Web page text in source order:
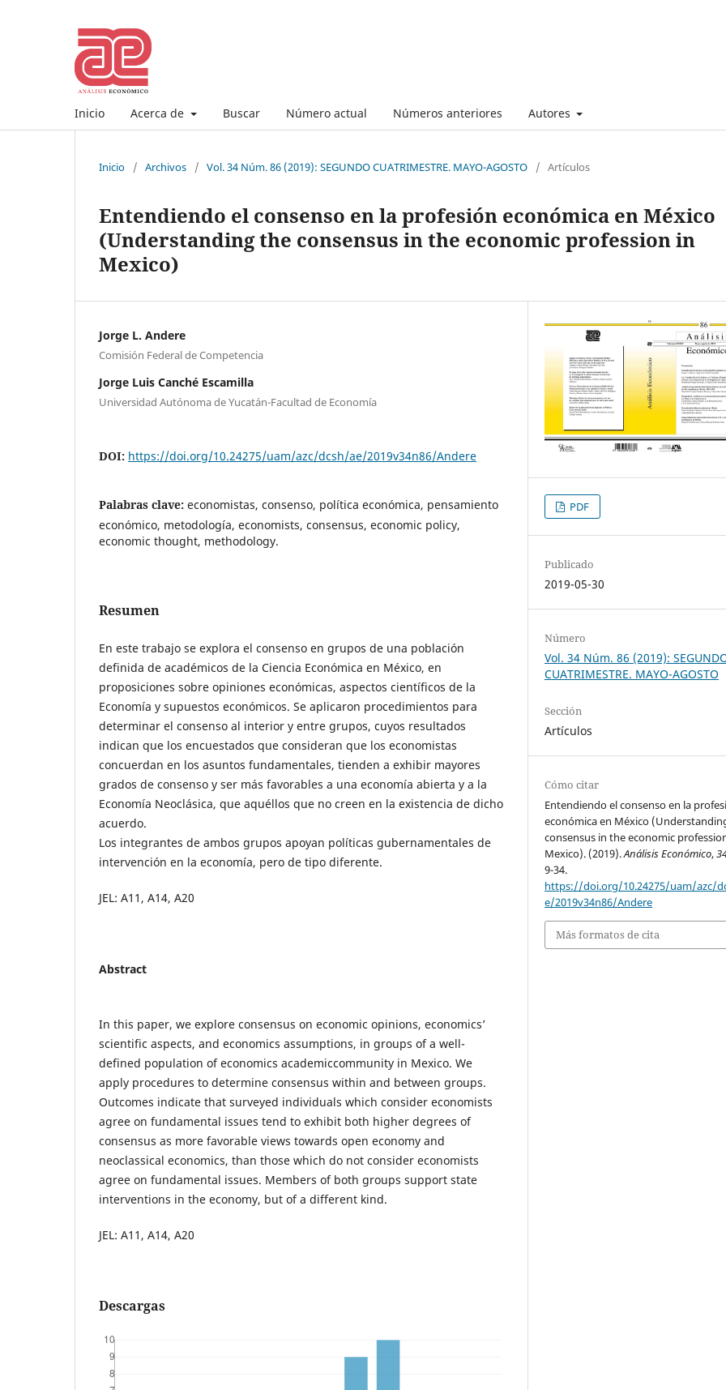
Inicio Acerca de Buscar Número actual Números anteriores Autores
Inicio / Archivos / Vol. 34 Núm. 86 (2019): SEGUNDO CUATRIMESTRE. MAYO-AGOSTO / Artículos
Entendiendo el consenso en la profesión económica en México
(Understanding the consensus in the economic profession in
Mexico)
Jorge L. Andere
Comisión Federal de Competencia
Jorge Luis Canché Escamilla
Universidad Autónoma de Yucatán-Facultad de Economía
DOI: https://doi.org/10.24275/uam/azc/dcsh/ae/2019v34n86/Andere
Palabras clave: economistas, consenso, política económica, pensamiento
económico, metodología, economists, consensus, economic policy,
economic thought, methodology.
Resumen
En este trabajo se explora el consenso en grupos de una población
definida de académicos de la Ciencia Económica en México, en
proposiciones sobre opiniones económicas, aspectos científicos de la
Economía y supuestos económicos. Se aplicaron procedimientos para
determinar el consenso al interior y entre grupos, cuyos resultados
indican que los encuestados que consideran que los economistas
concuerdan en los asuntos fundamentales, tienden a exhibir mayores
grados de consenso y ser más favorables a una economía abierta y a la
Economía Neoclásica, que aquéllos que no creen en la existencia de dicho
acuerdo.
Los integrantes de ambos grupos apoyan políticas gubernamentales de
intervención en la economía, pero de tipo diferente.
JEL: A11, A14, A20
Abstract
In this paper, we explore consensus on economic opinions, economics’
scientific aspects, and economics assumptions, in groups of a well-
defined population of economics academiccommunity in Mexico. We
apply procedures to determine consensus within and between groups.
Outcomes indicate that surveyed individuals which consider economists
agree on fundamental issues tend to exhibit both higher degrees of
consensus as more favorable views towards open economy and
neoclassical economics, than those which do not consider economists
agree on fundamental issues. Members of both groups support state
interventions in the economy, but of a different kind.
JEL: A11, A14, A20
Descargas
PDF
Publicado
2019-05-30
Número
Vol. 34 Núm. 86 (2019):
CUATRIMESTRE. MAYO-AGOSTO
Sección
Artículos
Cómo citar
Entendiendo el consenso en la
económica en México
consensus in the economic
Mexico). (2019).Análisis Económico,
9-34.
https://doi.org/10.24275/uam/azc/
e/2019v34n86/Andere
Más formatos de cita